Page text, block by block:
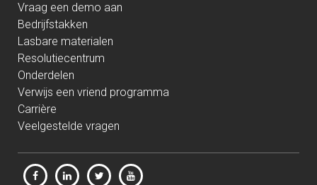
Vraag een demo aan
Bedrijfstakken
Lasbare materialen
Resolutiecentrum
Onderdelen
Verwijs een vriend programma
Carrière
Veelgestelde vragen